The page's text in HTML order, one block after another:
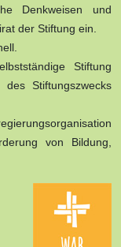
Denkweisen und
der Stiftung ein.
Stiftung
Stiftungszwecks
von Bildung,